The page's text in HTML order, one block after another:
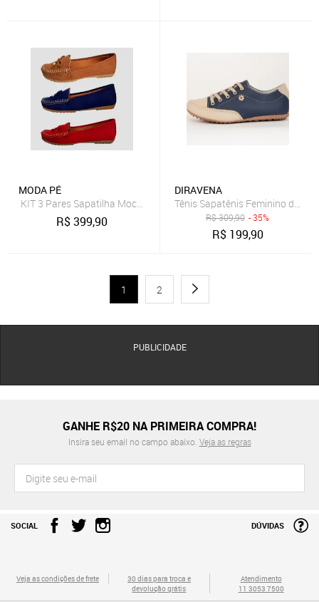
MODA PÉ
KIT 3 Pares Sapatilha Mocassim Aloba Costurado à Mão Moda Pé 1
R$399,90
DIRAVENA
R$309,90 - 35%
R$ 199,90
1 2
PUBLICIDADE
GANHE R$20 NA PRIMEIRA COMPRA!
Insira seu email no campo abaixo. Veja as regras
SOCIAL DÚVIDAS
Veja as condições de frete
30 dias para troca e
devolução grátis
Atendimento
11 3053 7500